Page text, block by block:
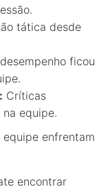
tática desde
ficou
Críticas
equipe.
equipe enfrentam
encontrar